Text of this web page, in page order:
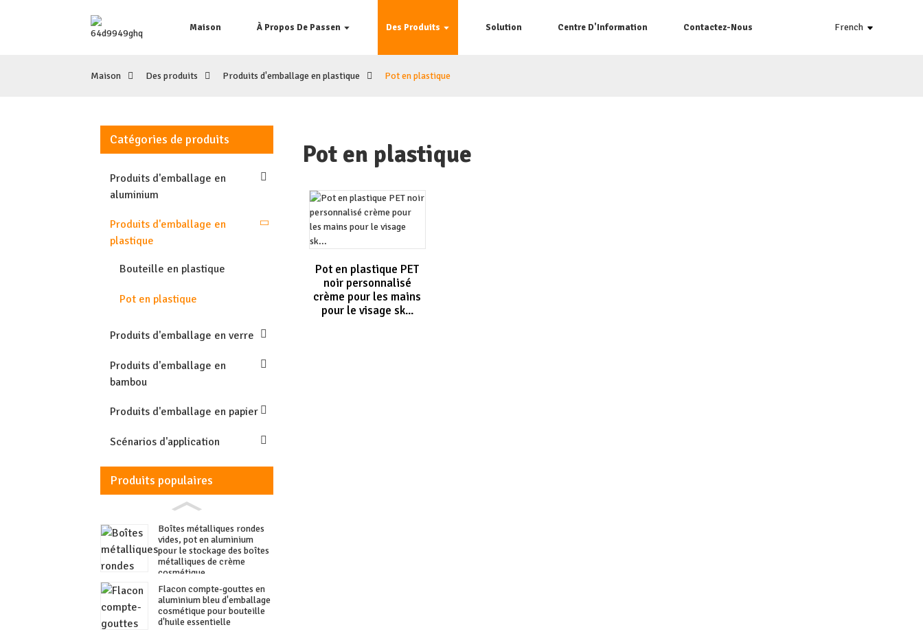
Maison À Propos De Passen Des Produits Solution Centre D'Information Contactez-Nous French
Maison Des produits Produits d'emballage en plastique Pot en plastique
Catégories de produits
Produits d'emballage en
aluminium
Produits d'emballage en
plastique
Bouteille en plastique
Pot en plastique
Produits d'emballage en verre
Produits d'emballage en
bambou
Produits d'emballage en papier
Scénarios d'application
Produits populaires
Boîtes métalliques rondes
vides, pot en aluminium
pour le stockage des boîtes
métalliques de crème
cosmétique
Flacon compte-gouttes en
aluminium bleu d'emballage
cosmétique pour bouteille
d'huile essentielle
Pot en plastique
Pot en plastique PET
noir personnalisé
crème pour les mains
pour le visage sk...